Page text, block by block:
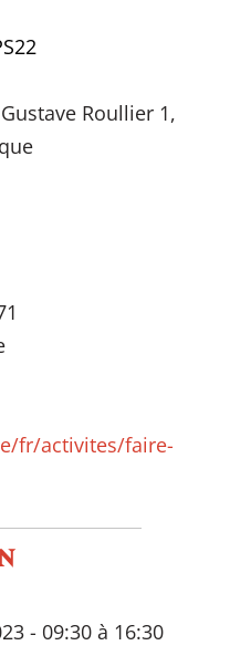
Roullier 1,
fr/activites/faire-
- 09:30 à 16:30